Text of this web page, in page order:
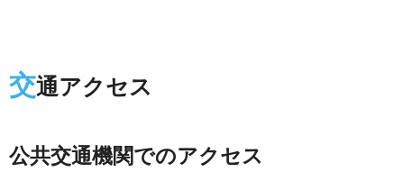
交通アクセス
公共交通機関でのアクセス